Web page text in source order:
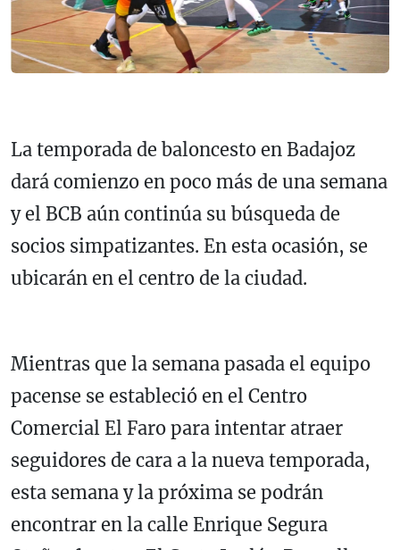
La temporada de baloncesto en Badajoz
dará comienzo en poco más de una semana
y el BCB aún continúa su búsqueda de
socios simpatizantes. En esta ocasión, se
ubicarán en el centro de la ciudad.
Mientras que la semana pasada el equipo
pacense se estableció en el Centro
Comercial El Faro para intentar atraer
seguidores de cara a la nueva temporada,
esta semana y la próxima se podrán
encontrar en la calle Enrique Segura